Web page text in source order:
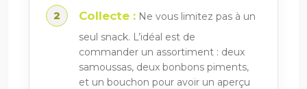
Collecte : Ne vous limitez pas à un
seul snack. L’idéal est de
commander un assortiment : deux
samoussas, deux bonbons piments,
et un bouchon pour avoir un aperçu